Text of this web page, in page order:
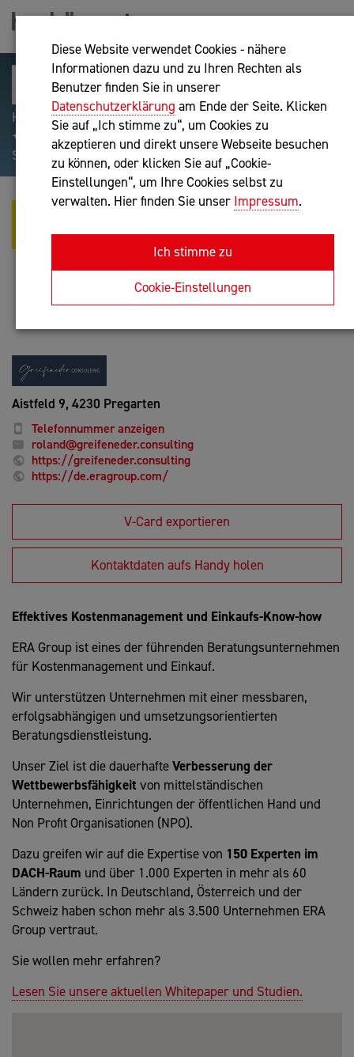
Diese Website verwendet Cookies - nähere
Informationen dazu und zu Ihren Rechten als
Benutzer finden Sie in unserer
Datenschutzerklärung am Ende der Seite. Klicken
Sie auf „Ich stimme zu“, um Cookies zu
akzeptieren und direkt unsere Webseite besuchen
zu können, oder klicken Sie auf „Cookie-
Einstellungen“, um Ihre Cookies selbst zu
verwalten. Hier finden Sie unser Impressum.
Ich stimme zu
Cookie-Einstellungen
Hilfreiche Suchparameter: Begriff einschließen:
+webshop, Begriff ausschließen: -webshop, Exakter
Suchbegriff: "internet of things"
ROLAND GREIFENEDER, MSC. -
ERA GROUP
Unternehmensberatung
Anfrage oder Rückruf
Aistfeld 9, 4230 Pregarten
Telefonnummer anzeigen
roland@greifeneder.consulting
https://greifeneder.consulting
https://de.eragroup.com/
V-Card exportieren
Kontaktdaten aufs Handy holen
Effektives Kostenmanagement und Einkaufs-Know-how
ERA Group ist eines der führenden Beratungsunternehmen
für Kostenmanagement und Einkauf.
Wir unterstützen Unternehmen mit einer messbaren,
erfolgsabhängigen und umsetzungsorientierten
Beratungsdienstleistung.
Unser Ziel ist die dauerhafteVerbesserung der
Wettbewerbsfähigkeit von mittelständischen
Unternehmen, Einrichtungen der öffentlichen Hand und
Non Profit Organisationen (NPO).
Dazu greifen wir auf die Expertise von 150 Experten im
DACH-Raum und über 1.000 Experten in mehr als 60
Ländern zurück. In Deutschland, Österreich und der
Schweiz haben schon mehr als 3.500 Unternehmen ERA
Group vertraut.
Sie wollen mehr erfahren?
Lesen Sie unsere aktuellen Whitepaper und Studien.